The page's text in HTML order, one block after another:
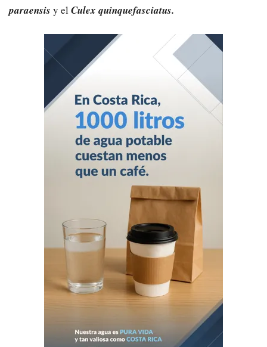
paraensis y el Culex quinquefasciatus.